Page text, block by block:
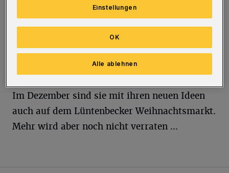
Dauereinsatz: Anfang Oktober waren sie bei
"Games of Games" auf SAT.1, haben für 13
"Hot oder Schrott"-Vox-Sendungen Material
geliefert — und am 28. Oktober geht's mit der
neuen Staffel "Beat the Box" auf Vox weiter.
Im Dezember sind sie mit ihren neuen Ideen
auch auf dem Lüntenbecker Weihnachtsmarkt.
Mehr wird aber noch nicht verraten ...
Einstellungen
Alle ablehnen
OK